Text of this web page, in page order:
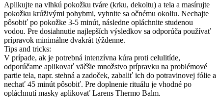
Aplikujte na vlhkú pokožku tváre (krku, dekoltu) a tela a masírujte
pokožku krúživými pohybmi, vyhnite sa očnému okoliu. Nechajte
pôsobiť po pokožke 3-5 minút, následne opláchnite studenou
vodou. Pre dosiahnutie najlepších výsledkov sa odporúča používať
prípravok minimálne dvakrát týždenne.
Tips and tricks:
V prípade, ak je potrebná intenzívna kúra proti celulitíde,
odporúčame aplikovať väčšie množstvo prípravku na problémové
partie tela, napr. stehná a zadoček, zabaliť ich do potravinovej fólie a
nechať 45 minút pôsobiť. Pre doplnenie rituálu je vhodné po
opláchnutí masky aplikovať Larens Thermo Balm.